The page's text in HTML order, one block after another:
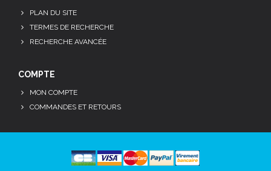
PLAN DU SITE
TERMES DE RECHERCHE
RECHERCHE AVANCÉE
COMPTE
MON COMPTE
COMMANDES ET RETOURS